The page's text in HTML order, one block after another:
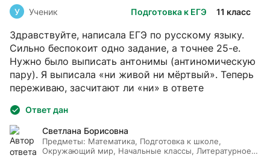
Подготовка к ЕГЭ 11 класс
У Ученик
Здравствуйте, написала ЕГЭ по русскому языку.
Сильно беспокоит одно задание, а точнее 25-е.
Нужно было выписать антонимы (антиномическую
пару). Я выписала «ни живой ни мёртвый». Теперь
переживаю, засчитают ли «ни» в ответе
Ответ дан
Светлана Борисовна
Предметы: Математика, Подготовка к школе,
Окружающий мир, Начальные классы, Литературное